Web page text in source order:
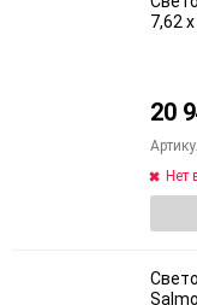
7,62
20
Нет